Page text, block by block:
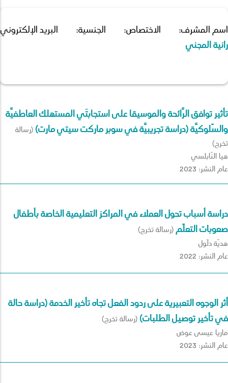
اسم المشرف:
رانية المجني
الاختصاص: الجنسية: البريد
تأثير توافق الرَّائحة والموسيقا على استجابتَي المستهلك العاطفيَّة
والسّلوكيَّة (دراسة تجريبيَّة في سوبر ماركت سيتي مارت) (رسالة
تخرج)
هيا النّابلسي
عام النشر: 2023
دراسة أسباب تحول العملاء في المراكز التعليمية الخاصة بأطفال
صعوبات التعلّم(رسالة تخرج)
هديّة دلّول
عام النشر: 2022
أثر الوجوه التعبيرية على ردود الفعل تجاه تأخير الخدمة (دراسة حالة
في تأخير توصيل الطلبات) (رسالة تخرج)
ماريا عيسى عوض
عام النشر: 2023